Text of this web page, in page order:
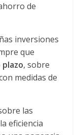
de
inversiones
que
, sobre
medidas de
las
eficiencia